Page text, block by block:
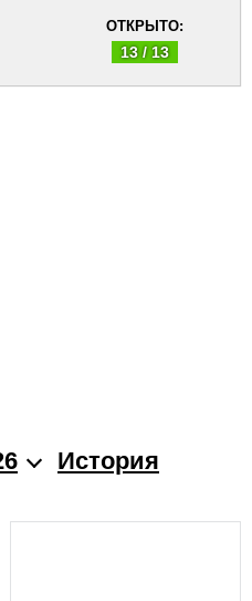
ОТКРЫТО:
13 / 13
История